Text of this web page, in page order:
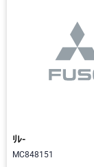
ﾘﾚ-
MC848151